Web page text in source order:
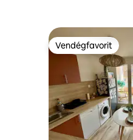
Vendégfavorit
Vendégfavorit